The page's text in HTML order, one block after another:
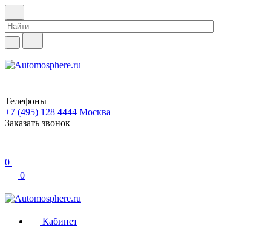
Телефоны
+7 (495) 128 4444 Москва
Заказать звонок
0
0
Кабинет